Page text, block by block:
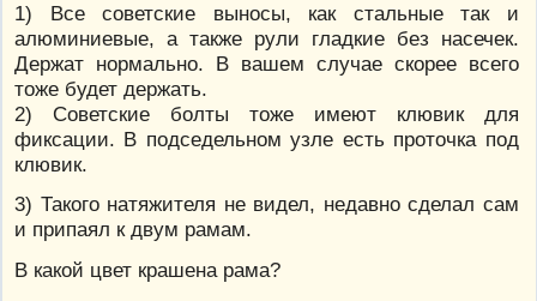
1) Все советские выносы, как стальные так и
алюминиевые, а также рули гладкие без насечек.
Держат нормально. В вашем случае скорее всего
тоже будет держать.
2) Советские болты тоже имеют клювик для
фиксации. В подседельном узле есть проточка под
клювик.
3) Такого натяжителя не видел, недавно сделал сам
и припаял к двум рамам.
В какой цвет крашена рама?